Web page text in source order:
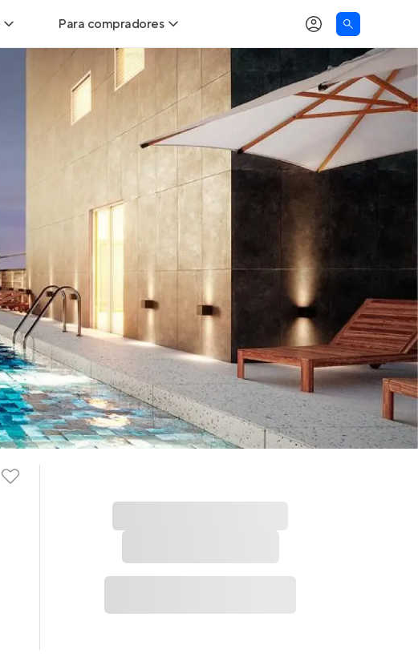
Para compradores
Buscar um imóvel novo
Calcule seu Poder de Compra
Comprar x Alugar
Correção do INCC
Simulador de Financiamento
Encontre um corretor